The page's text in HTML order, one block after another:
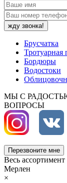
Брусчатка
Тротуарная
Бордюры
Водостоки
МЫ С
ВОПРОСЫ
Перезвоните мне
Весь
Мерлен
×